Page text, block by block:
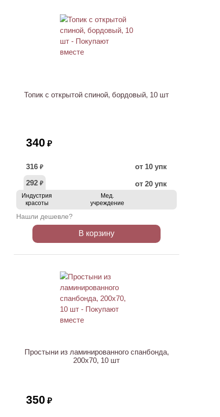
Топик с открытой спиной, бордовый, 10 шт
340 ₽
316 ₽
от 10 упк
292 ₽ от 20 упк
Индустрия
красоты
Мед.
учреждение
Нашли дешевле?
В корзину
Простыни из ламинированного спанбонда,
200х70, 10 шт
350 ₽